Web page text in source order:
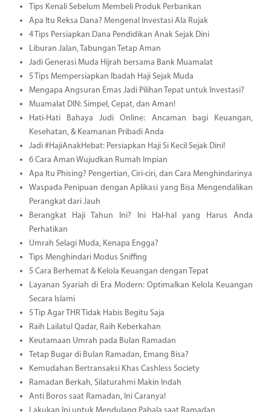
Tips Kenali Sebelum Membeli Produk Perbankan
Apa Itu Reksa Dana? Mengenal Investasi Ala Rujak
4 Tips Persiapkan Dana Pendidikan Anak Sejak Dini
Liburan Jalan, Tabungan Tetap Aman
Jadi Generasi Muda Hijrah bersama Bank Muamalat
5 Tips Mempersiapkan Ibadah Haji Sejak Muda
Mengapa Angsuran Emas Jadi Pilihan Tepat untuk Investasi?
Muamalat DIN: Simpel, Cepat, dan Aman!
Hati-Hati Bahaya Judi Online: Ancaman bagi Keuangan,
Kesehatan, & Keamanan Pribadi Anda
Jadi #HajiAnakHebat: Persiapkan Haji Si Kecil Sejak Dini!
6 Cara Aman Wujudkan Rumah Impian
Apa Itu Phising? Pengertian, Ciri-ciri, dan Cara Menghindarinya
Waspada Penipuan dengan Aplikasi yang Bisa Mengendalikan
Perangkat dari Jauh
Berangkat Haji Tahun Ini? Ini Hal-hal yang Harus Anda
Perhatikan
Umrah Selagi Muda, Kenapa Engga?
Tips Menghindari Modus Sniffing
5 Cara Berhemat & Kelola Keuangan dengan Tepat
Layanan Syariah di Era Modern: Optimalkan Kelola Keuangan
Secara Islami
5 Tip Agar THR Tidak Habis Begitu Saja
Raih Lailatul Qadar, Raih Keberkahan
Keutamaan Umrah pada Bulan Ramadan
Tetap Bugar di Bulan Ramadan, Emang Bisa?
Kemudahan Bertransaksi Khas Cashless Society
Ramadan Berkah, Silaturahmi Makin Indah
Anti Boros saat Ramadan, Ini Caranya!